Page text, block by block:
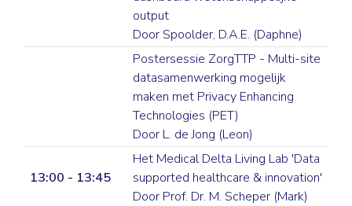
output
Door Spoolder, D.A.E. (Daphne)
Postersessie ZorgTTP - Multi-site
datasamenwerking mogelijk
maken met Privacy Enhancing
Technologies (PET)
Door L. de Jong (Leon)
13:00 - 13:45
Het Medical Delta Living Lab 'Data
supported healthcare & innovation'
Door Prof. Dr. M. Scheper (Mark)